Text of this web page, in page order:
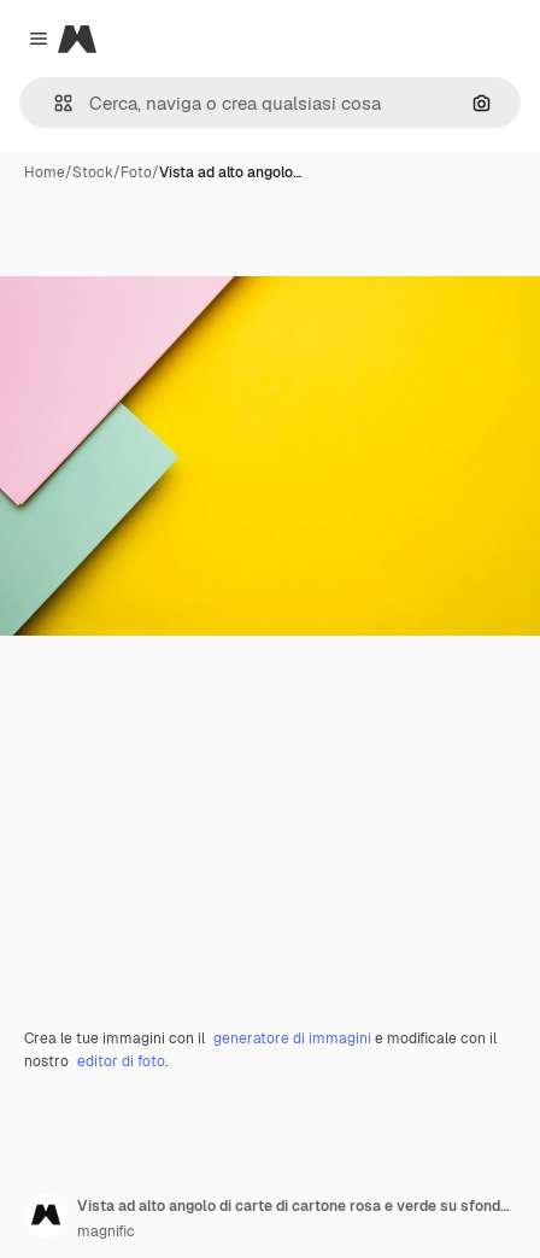
Close menu
Magnific
Cerca
Home/Stock/Foto/Vista ad alto angolo…
Crea le tue immagini con il generatore di immagini e modificale con il
nostro editor di foto.
Vista ad alto angolo di carte di cartone rosa e verde su sfondo giallo
magnific